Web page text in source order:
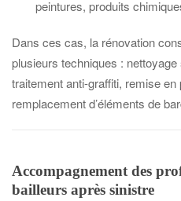
peintures, produits
Dans ces cas, la rénovation
plusieurs techniques :
traitement anti-graffiti, remise
remplacement d’éléments de
Accompagnement des
bailleurs après sinistre